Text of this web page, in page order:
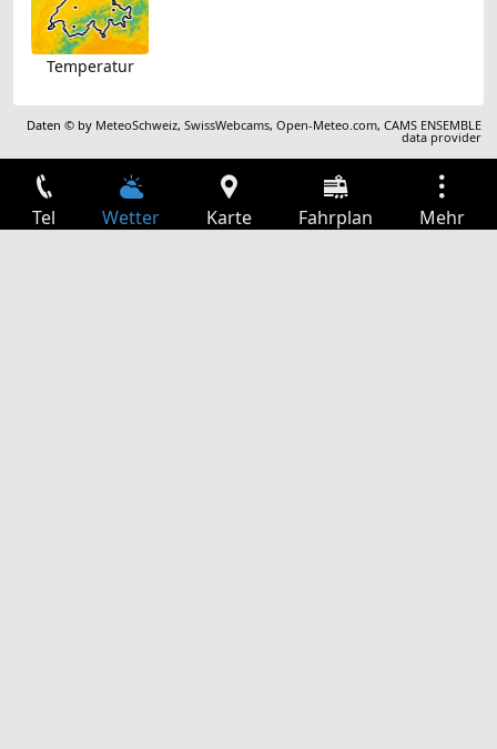
Temperatur
Daten © by MeteoSchweiz,SwissWebcams,Open-Meteo.com,CAMS ENSEMBLE
data provider
Tel Wetter Karte Fahrplan Mehr